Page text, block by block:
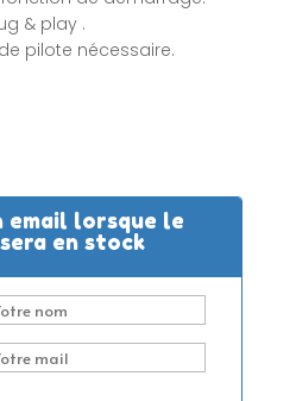
& play .
pilote nécessaire.
email lorsque le
en stock